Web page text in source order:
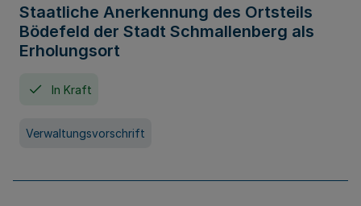
Staatliche Anerkennung des Ortsteils
Bödefeld der Stadt Schmallenberg als
Erholungsort
In Kraft
Verwaltungsvorschrift